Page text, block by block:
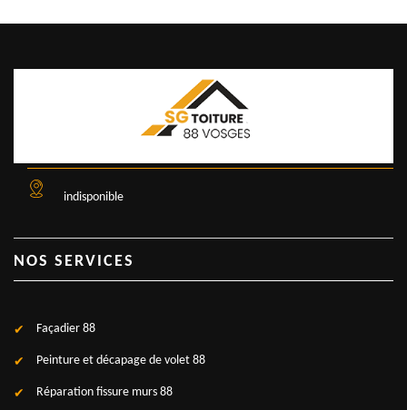
indisponible
NOS SERVICES
Façadier 88
Peinture et décapage de volet 88
Réparation fissure murs 88